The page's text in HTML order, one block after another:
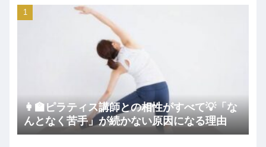
👩‍🏫ピラティス講師との相性がすべて💡「な
んとなく苦手」が続かない原因になる理由